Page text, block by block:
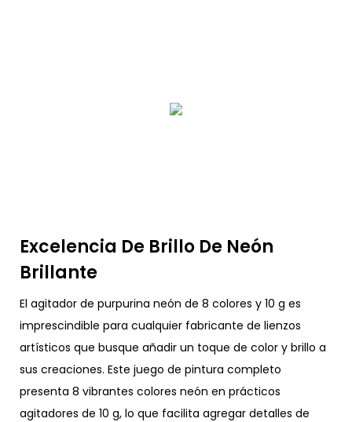
Excelencia De Brillo De Neón
Brillante
El agitador de purpurina neón de 8 colores y 10 g es
imprescindible para cualquier fabricante de lienzos
artísticos que busque añadir un toque de color y brillo a
sus creaciones. Este juego de pintura completo
presenta 8 vibrantes colores neón en prácticos
agitadores de 10 g, lo que facilita agregar detalles de